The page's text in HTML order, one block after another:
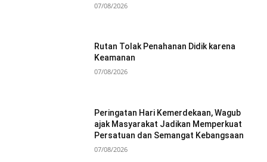
07/08/2026
Rutan Tolak Penahanan Didik karena
Keamanan
07/08/2026
Peringatan Hari Kemerdekaan, Wagub
ajak Masyarakat Jadikan Memperkuat
Persatuan dan Semangat Kebangsaan
07/08/2026